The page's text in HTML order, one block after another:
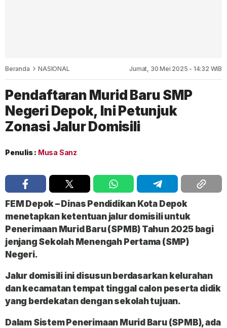
Beranda NASIONAL Jumat, 30 Mei 2025 - 14:32 WIB
Pendaftaran Murid Baru SMP
Negeri Depok, Ini Petunjuk
Zonasi Jalur Domisili
Penulis : Musa Sanz
FEM Depok – Dinas Pendidikan Kota Depok
menetapkan ketentuan jalur domisili untuk
Penerimaan Murid Baru (SPMB) Tahun 2025 bagi
jenjang Sekolah Menengah Pertama (SMP)
Negeri.
Jalur domisili ini disusun berdasarkan kelurahan
dan kecamatan tempat tinggal calon peserta didik
yang berdekatan dengan sekolah tujuan.
Dalam Sistem Penerimaan Murid Baru (SPMB), ada